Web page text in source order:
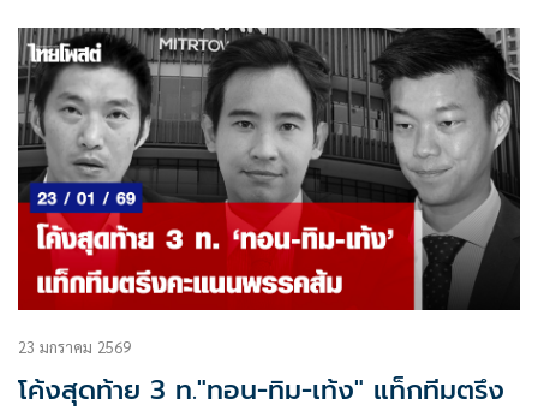
23 มกราคม 2569
โค้งสุดท้าย 3 ท."ทอน-ทิม-เท้ง" แท็กทีมตรึง